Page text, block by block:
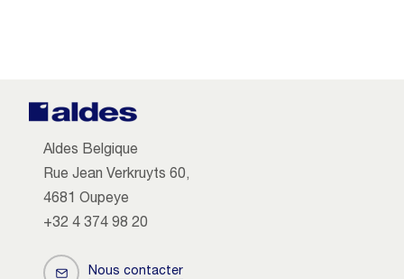
Aldes Belgique
Rue Jean Verkruyts 60,
4681 Oupeye
+32 4 374 98 20
Nous contacter